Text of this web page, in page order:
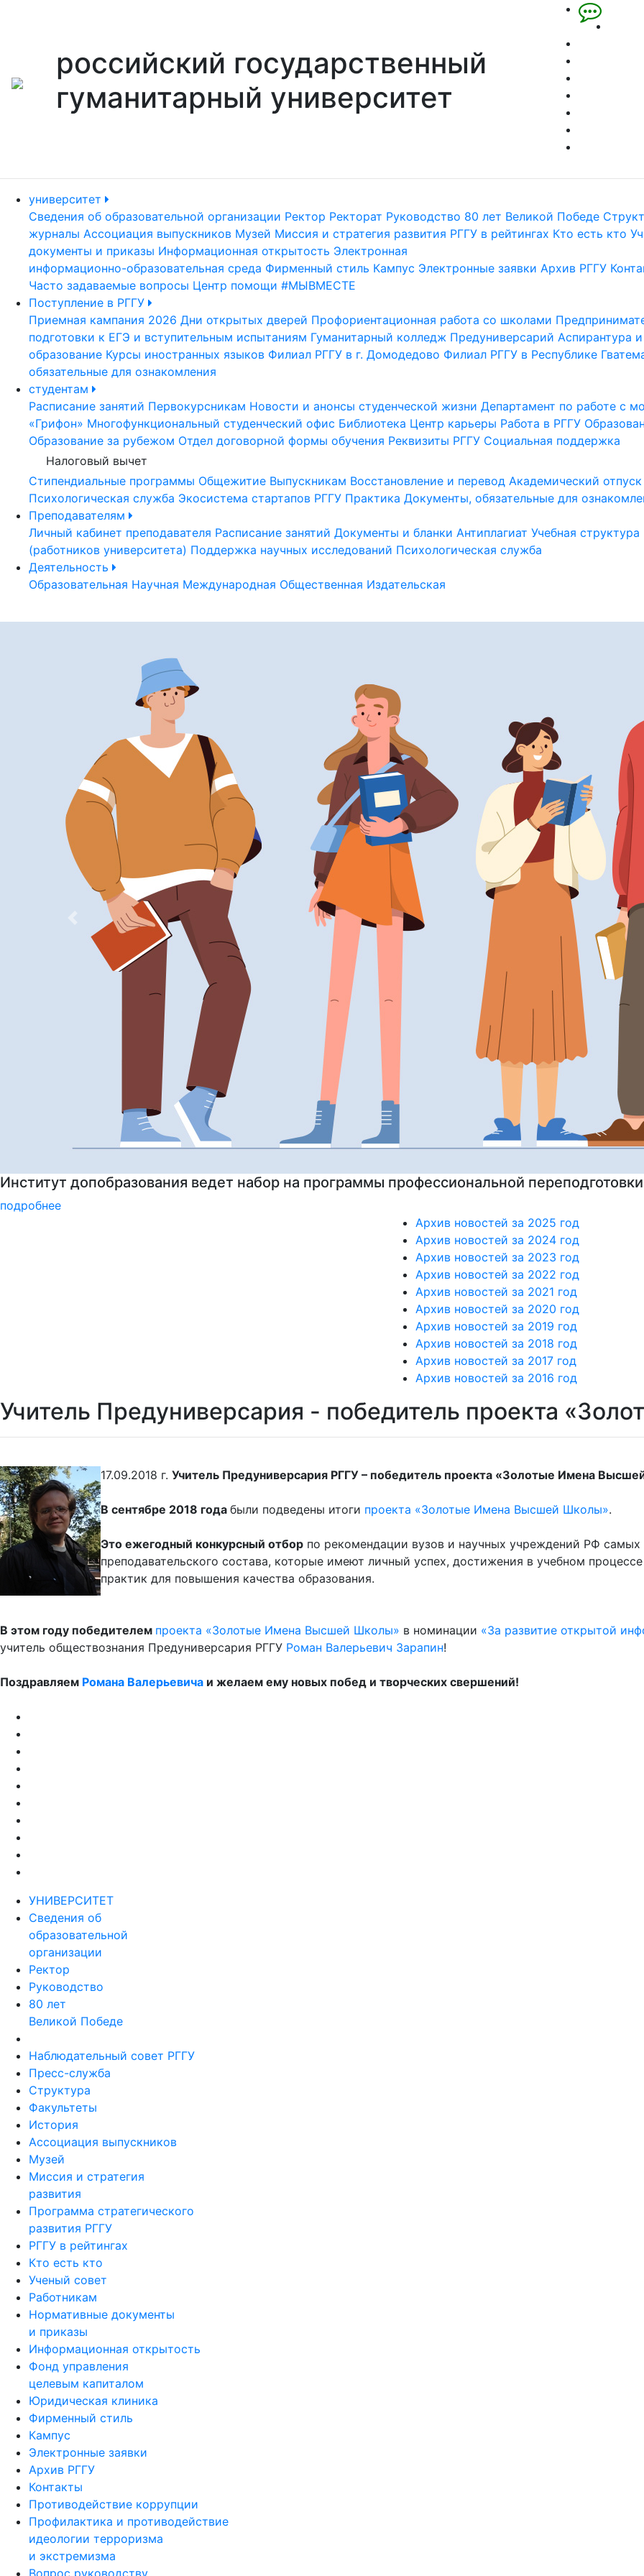
российский государственный
гуманитарный университет
университет
Сведения об образовательной организации Ректор Ректорат Руководство 80 лет Великой Победе
журналы Ассоциация выпускников Музей Миссия и стратегия развития РГГУ в рейтингах Кто есть кто
документы и приказы Информационная открытость Электронная
информационно-образовательная среда Фирменный стиль Кампус Электронные заявки Архив РГГУ
Часто задаваемые вопросы Центр помощи #МЫВМЕСТЕ
Поступление в РГГУ
Приемная кампания 2026 Дни открытых дверей Профориентационная работа со школами
подготовки к ЕГЭ и вступительным испытаниям Гуманитарный колледж Предуниверсарий Аспирантура
образование Курсы иностранных языков Филиал РГГУ в г. Домодедово Филиал РГГУ в Республике
обязательные для ознакомления
студентам
Расписание занятий Первокурсникам Новости и анонсы студенческой жизни Департамент по работе с
«Грифон» Многофункциональный студенческий офис Библиотека Центр карьеры Работа в РГГУ
Образование за рубежом Отдел договорной формы обучения Реквизиты РГГУ Социальная поддержка
Налоговый вычет
Стипендиальные программы Общежитие Выпускникам Восстановление и перевод Академический отпуск
Психологическая служба Экосистема стартапов РГГУ Практика Документы, обязательные для
Преподавателям
Личный кабинет преподавателя Расписание занятий Документы и бланки Антиплагиат Учебная структура
(работников университета) Поддержка научных исследований Психологическая служба
Деятельность
Образовательная Научная Международная Общественная Издательская
Институт допобразования РГГУ приглашает на подготовительные курсы к ЕГЭ
подробнее
Previous
Архив новостей за 2025 год
Архив новостей за 2024 год
Архив новостей за 2023 год
Архив новостей за 2022 год
Архив новостей за 2021 год
Архив новостей за 2020 год
Архив новостей за 2019 год
Архив новостей за 2018 год
Архив новостей за 2017 год
Архив новостей за 2016 год
Учитель Предуниверсария - победитель проекта
17.09.2018 г. Учитель Предуниверсария РГГУ – победитель проекта «Золотые Имена
В сентябре 2018 года были подведены итоги проекта «Золотые Имена Высшей Школы».
Это ежегодный конкурсный отбор по рекомендации вузов и научных учреждений РФ
преподавательского состава, которые имеют личный успех, достижения в учебном
практик для повышения качества образования.
В этом году победителем проекта «Золотые Имена Высшей Школы» в номинации «За развитие открытой
учитель обществознания Предуниверсария РГГУ Роман Валерьевич Зарапин!
Поздравляем Романа Валерьевича и желаем ему новых побед и творческих свершений!
УНИВЕРСИТЕТ
Сведения об
образовательной
организации
Ректор
Руководство
80 лет
Великой Победе
Наблюдательный совет РГГУ
Пресс-служба
Структура
Факультеты
История
Ассоциация выпускников
Музей
Миссия и стратегия
развития
Программа стратегического
развития РГГУ
РГГУ в рейтингах
Кто есть кто
Ученый совет
Работникам
Нормативные документы
и приказы
Информационная открытость
Фонд управления
целевым капиталом
Юридическая клиника
Фирменный стиль
Кампус
Электронные заявки
Архив РГГУ
Контакты
Противодействие коррупции
Профилактика и противодействие
идеологии терроризма
и экстремизма
Вопрос руководству